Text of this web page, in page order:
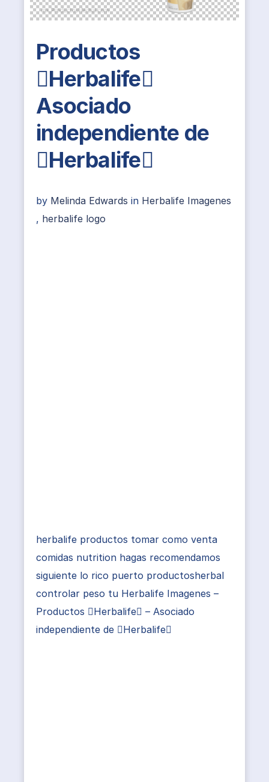
Productos
Herbalife
Asociado
independiente de
Herbalife
by Melinda Edwards in Herbalife Imagenes
, herbalife logo
herbalife productos tomar como venta
comidas nutrition hagas recomendamos
siguiente lo rico puerto productosherbal
controlar peso tu Herbalife Imagenes –
Productos Herbalife – Asociado
independiente de Herbalife